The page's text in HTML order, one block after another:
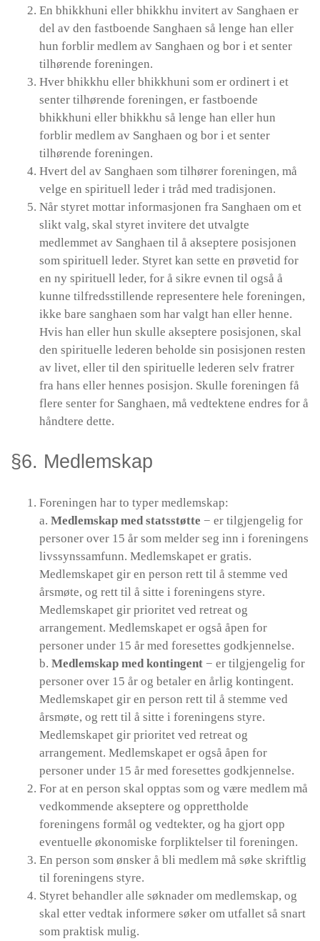
En bhikkhuni eller bhikkhu invitert av Sanghaen er
del av den fastboende Sanghaen så lenge han eller
hun forblir medlem av Sanghaen og bor i et senter
tilhørende foreningen.
Hver bhikkhu eller bhikkhuni som er ordinert i et
senter tilhørende foreningen, er fastboende
bhikkhuni eller bhikkhu så lenge han eller hun
forblir medlem av Sanghaen og bor i et senter
tilhørende foreningen.
Hvert del av Sanghaen som tilhører foreningen, må
velge en spirituell leder i tråd med tradisjonen.
Når styret mottar informasjonen fra Sanghaen om et
slikt valg, skal styret invitere det utvalgte
medlemmet av Sanghaen til å akseptere posisjonen
som spirituell leder. Styret kan sette en prøvetid for
en ny spirituell leder, for å sikre evnen til også å
kunne tilfredsstillende representere hele foreningen,
ikke bare sanghaen som har valgt han eller henne.
Hvis han eller hun skulle akseptere posisjonen, skal
den spirituelle lederen beholde sin posisjonen resten
av livet, eller til den spirituelle lederen selv fratrer
fra hans eller hennes posisjon. Skulle foreningen få
flere senter for Sanghaen, må vedtektene endres for å
håndtere dette.
§6. Medlemskap
Foreningen har to typer medlemskap:
a. Medlemskap med statsstøtte − er tilgjengelig for
personer over 15 år som melder seg inn i foreningens
livssynssamfunn. Medlemskapet er gratis.
Medlemskapet gir en person rett til å stemme ved
årsmøte, og rett til å sitte i foreningens styre.
Medlemskapet gir prioritet ved retreat og
arrangement. Medlemskapet er også åpen for
personer under 15 år med foresettes godkjennelse.
b. Medlemskap med kontingent− er tilgjengelig for
personer over 15 år og betaler en årlig kontingent.
Medlemskapet gir en person rett til å stemme ved
årsmøte, og rett til å sitte i foreningens styre.
Medlemskapet gir prioritet ved retreat og
arrangement. Medlemskapet er også åpen for
personer under 15 år med foresettes godkjennelse.
For at en person skal opptas som og være medlem må
vedkommende akseptere og opprettholde
foreningens formål og vedtekter, og ha gjort opp
eventuelle økonomiske forpliktelser til foreningen.
En person som ønsker å bli medlem må søke skriftlig
til foreningens styre.
Styret behandler alle søknader om medlemskap, og
skal etter vedtak informere søker om utfallet så snart
som praktisk mulig.